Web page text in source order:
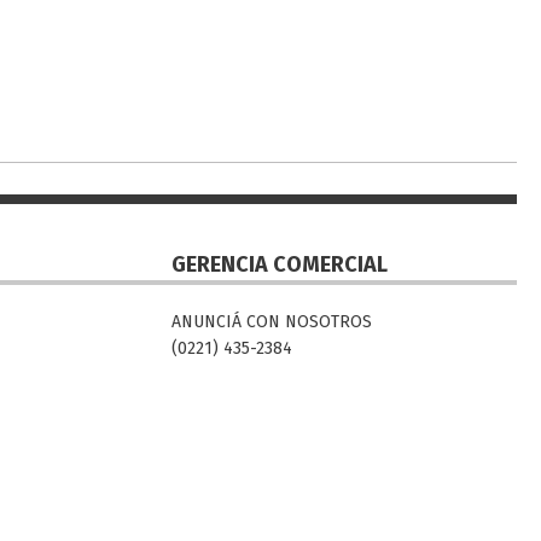
GERENCIA COMERCIAL
ANUNCIÁ CON NOSOTROS
(0221) 435-2384